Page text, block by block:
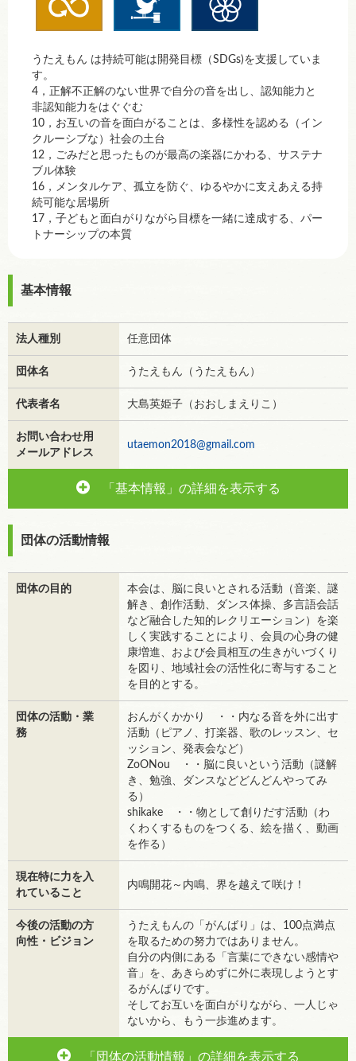
うたえもん は持続可能は開発目標（SDGs)を支援していま
す。
4，正解不正解のない世界で自分の音を出し、認知能力と
非認知能力をはぐぐむ
10，お互いの音を面白がることは、多様性を認める（イン
クルーシブな）社会の土台
12，ごみだと思ったものが最高の楽器にかわる、サステナ
ブル体験
16，メンタルケア、孤立を防ぐ、ゆるやかに支えあえる持
続可能な居場所
17，子どもと面白がりながら目標を一緒に達成する、パー
トナーシップの本質
基本情報
法人種別 任意団体
団体名 うたえもん（うたえもん）
代表者名 大島英姫子（おおしまえりこ）
お問い合わせ用
メールアドレス
utaemon2018@gmail.com
「基本情報」の詳細を表示する
団体の活動情報
団体の目的
本会は、脳に良いとされる活動（音楽、謎
解き、創作活動、ダンス体操、多言語会話
など融合した知的レクリエーション）を楽
しく実践することにより、会員の心身の健
康増進、および会員相互の生きがいづくり
を図り、地域社会の活性化に寄与すること
を目的とする。
団体の活動・業
務
おんがくかかり ・・内なる音を外に出す
活動（ピアノ、打楽器、歌のレッスン、セ
ッション、発表会など）
ZoONou ・・脳に良いという活動（謎解
き、勉強、ダンスなどどんどんやってみ
る）
shikake ・・物として創りだす活動（わ
くわくするものをつくる、絵を描く、動画
を作る）
現在特に力を入
れていること
内鳴開花～内鳴、界を越えて咲け！
今後の活動の方
向性・ビジョン
うたえもんの「がんばり」は、100点満点
を取るための努力ではありません。
自分の内側にある「言葉にできない感情や
音」を、あきらめずに外に表現しようとす
るがんばりです。
そしてお互いを面白がりながら、一人じゃ
ないから、もう一歩進めます。
「団体の活動情報」の詳細を表示する